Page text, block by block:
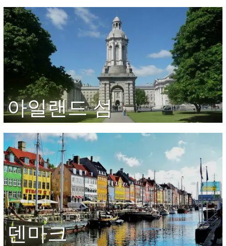
아일랜드 섬
덴마크